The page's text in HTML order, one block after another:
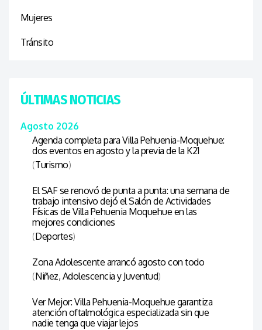
Mujeres
Tránsito
ÚLTIMAS NOTICIAS
Agosto 2026
Agenda completa para Villa Pehuenia-Moquehue:
dos eventos en agosto y la previa de la K21
(Turismo)
El SAF se renovó de punta a punta: una semana de
trabajo intensivo dejó el Salón de Actividades
Físicas de Villa Pehuenia Moquehue en las
mejores condiciones
(Deportes)
Zona Adolescente arrancó agosto con todo
(Niñez, Adolescencia y Juventud)
Ver Mejor: Villa Pehuenia-Moquehue garantiza
atención oftalmológica especializada sin que
nadie tenga que viajar lejos